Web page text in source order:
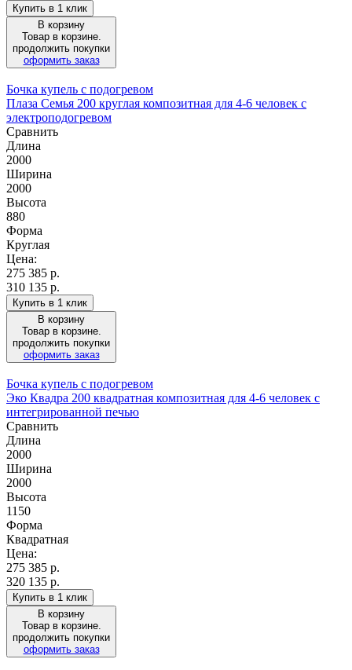
Купить в 1 клик
В корзину
Товар в корзине.
продолжить покупки
оформить заказ
Бочка купель с подогревом
Плаза Семья 200 круглая композитная для 4-6 человек с
электроподогревом
Сравнить
Длина
2000
Ширина
2000
Высота
880
Форма
Круглая
Цена:
275 385 р.
310 135 р.
Купить в 1 клик
В корзину
Товар в корзине.
продолжить покупки
оформить заказ
Бочка купель с подогревом
Эко Квадра 200 квадратная композитная для 4-6 человек с
интегрированной печью
Сравнить
Длина
2000
Ширина
2000
Высота
1150
Форма
Квадратная
Цена:
275 385 р.
320 135 р.
Купить в 1 клик
В корзину
Товар в корзине.
продолжить покупки
оформить заказ